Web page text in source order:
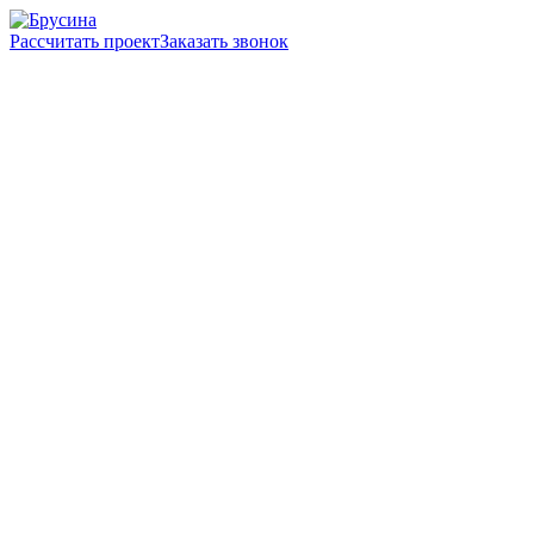
Рассчитать проектЗаказать звонок